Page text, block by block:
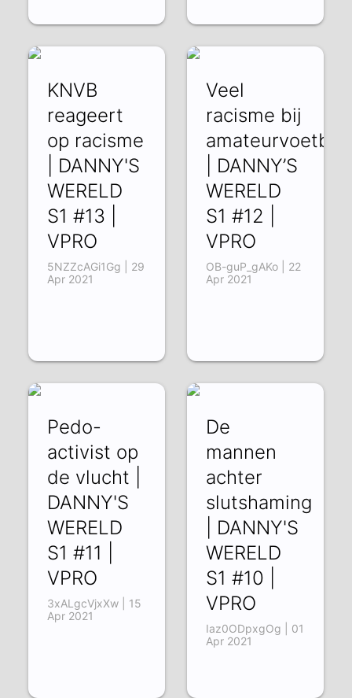
KNVB
reageert
op racisme
| DANNY'S
WERELD
S1 #13 |
VPRO
5NZZcAGi1Gg | 29
Apr 2021
Veel
racisme bij
amateurvoetbal
| DANNY’S
WERELD
S1 #12 |
VPRO
OB-guP_gAKo | 22
Apr 2021
Pedo-
activist op
de vlucht |
DANNY'S
WERELD
S1 #11 |
VPRO
3xALgcVjxXw | 15
Apr 2021
De
mannen
achter
slutshaming
| DANNY'S
WERELD
S1 #10 |
VPRO
Iaz0ODpxgOg | 01
Apr 2021